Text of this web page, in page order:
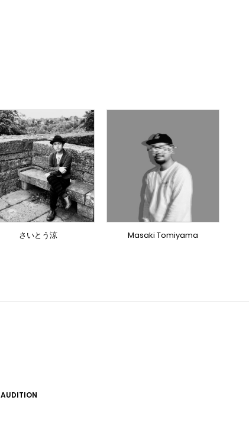
TOPLINER
PRODUCER
LYRICIST
SINGER
DOMESTICS
DOMESTICS
(提携)
さいとう涼
PRODUCER
DOMESTICS
Masaki Tomiyama
AUDITION